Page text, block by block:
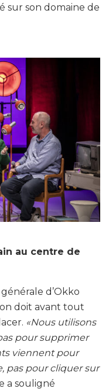
sur son domaine de
au centre de
d’Okko
doit avant tout
«Nous utilisons
pour supprimer
viennent pour
pas pour cliquer sur
a souligné